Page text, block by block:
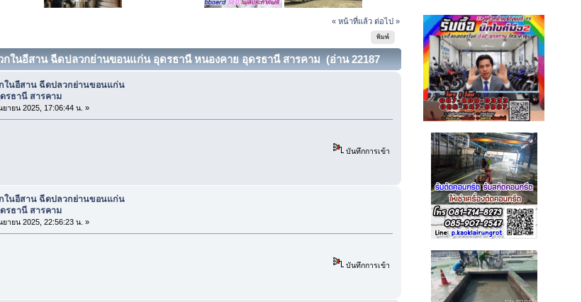
« หน้าที่แล้ว ต่อไป »
พิมพ์
ในอีสาน ฉีดปลวกย่านขอนแก่น อุดรธานี หนองคาย อุดรธานี สารคาม (อ่าน 22187
ในอีสาน ฉีดปลวกย่านขอนแก่น
รธานี สารคาม
ายน 2025, 17:06:44 น. »
บันทึกการเข้า
ในอีสาน ฉีดปลวกย่านขอนแก่น
รธานี สารคาม
ายน 2025, 22:56:23 น. »
บันทึกการเข้า